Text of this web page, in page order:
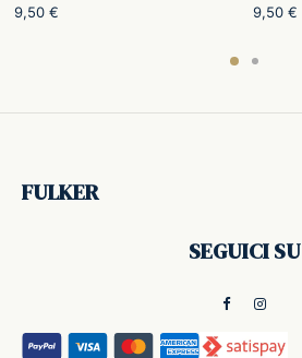
9,50 € 9,50 €
FULKER
SEGUICI SU